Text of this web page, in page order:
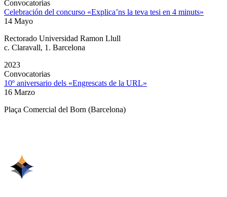
Convocatorias
Celebración del concurso «Explica’ns la teva tesi en 4 minuts»
14 Mayo
Rectorado Universidad Ramon Llull
c. Claravall, 1. Barcelona
2023
Convocatorias
10º aniversario dels «Engrescats de la URL»
16 Marzo
Plaça Comercial del Born (Barcelona)